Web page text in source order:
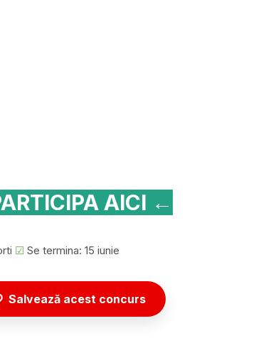
AICI ←
☑ Se termina: 15 iunie
Salvează acest concurs